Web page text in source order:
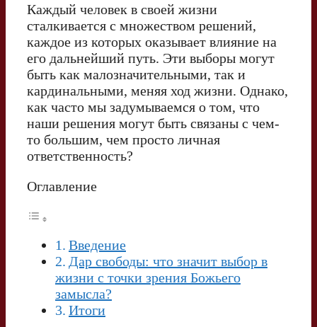
Каждый человек в своей жизни
сталкивается с множеством решений,
каждое из которых оказывает влияние на
его дальнейший путь. Эти выборы могут
быть как малозначительными, так и
кардинальными, меняя ход жизни. Однако,
как часто мы задумываемся о том, что
наши решения могут быть связаны с чем-
то большим, чем просто личная
ответственность?
Оглавление
Введение
Дар свободы: что значит выбор в
жизни с точки зрения Божьего
замысла?
Итоги